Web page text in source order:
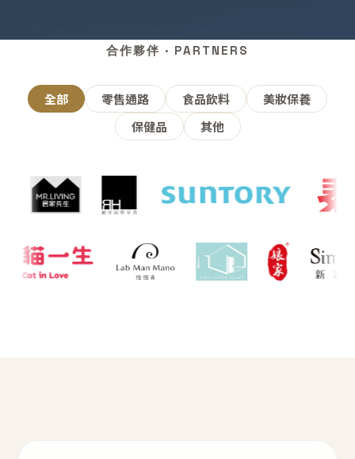
合作夥伴 · PARTNERS
全部 零售通路 食品飲料
美妝保養
保健品
其他